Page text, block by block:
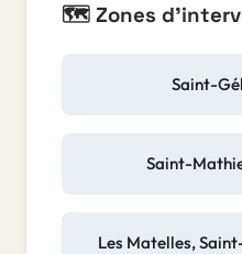
🗺️ Zones
Saint-
Saint-
Les Matelles,